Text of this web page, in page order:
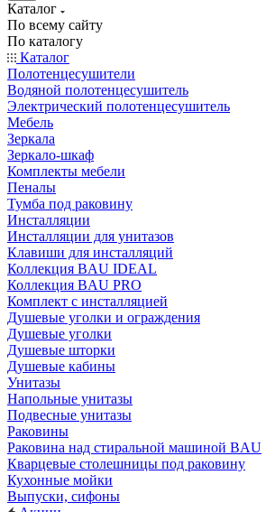
Каталог
По всему сайту
По каталогу
Каталог
Полотенцесушители
Водяной полотенцесушитель
Электрический полотенцесушитель
Мебель
Зеркала
Зеркало-шкаф
Комплекты мебели
Пеналы
Тумба под раковину
Инсталляции
Инсталляции для унитазов
Клавиши для инсталляций
Коллекция BAU IDEAL
Коллекция BAU PRO
Комплект с инсталляцией
Душевые уголки и ограждения
Душевые уголки
Душевые шторки
Душевые кабины
Унитазы
Напольные унитазы
Подвесные унитазы
Раковины
Раковина над стиральной машиной BAU
Кварцевые столешницы под раковину
Кухонные мойки
Выпуски, сифоны